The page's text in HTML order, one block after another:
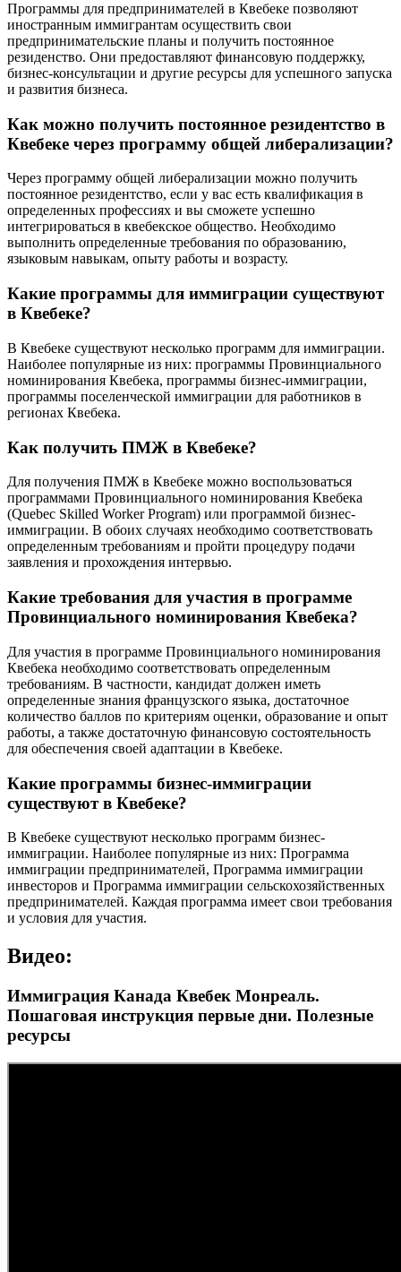
Программы для предпринимателей в Квебеке позволяют
иностранным иммигрантам осуществить свои
предпринимательские планы и получить постоянное
резиденство. Они предоставляют финансовую поддержку,
бизнес-консультации и другие ресурсы для успешного запуска
и развития бизнеса.
Как можно получить постоянное резидентство в
Квебеке через программу общей либерализации?
Через программу общей либерализации можно получить
постоянное резидентство, если у вас есть квалификация в
определенных профессиях и вы сможете успешно
интегрироваться в квебекское общество. Необходимо
выполнить определенные требования по образованию,
языковым навыкам, опыту работы и возрасту.
Какие программы для иммиграции существуют
в Квебеке?
В Квебеке существуют несколько программ для иммиграции.
Наиболее популярные из них: программы Провинциального
номинирования Квебека, программы бизнес-иммиграции,
программы поселенческой иммиграции для работников в
регионах Квебека.
Как получить ПМЖ в Квебеке?
Для получения ПМЖ в Квебеке можно воспользоваться
программами Провинциального номинирования Квебека
(Quebec Skilled Worker Program) или программой бизнес-
иммиграции. В обоих случаях необходимо соответствовать
определенным требованиям и пройти процедуру подачи
заявления и прохождения интервью.
Какие требования для участия в программе
Провинциального номинирования Квебека?
Для участия в программе Провинциального номинирования
Квебека необходимо соответствовать определенным
требованиям. В частности, кандидат должен иметь
определенные знания французского языка, достаточное
количество баллов по критериям оценки, образование и опыт
работы, а также достаточную финансовую состоятельность
для обеспечения своей адаптации в Квебеке.
Какие программы бизнес-иммиграции
существуют в Квебеке?
В Квебеке существуют несколько программ бизнес-
иммиграции. Наиболее популярные из них: Программа
иммиграции предпринимателей, Программа иммиграции
инвесторов и Программа иммиграции сельскохозяйственных
предпринимателей. Каждая программа имеет свои требования
и условия для участия.
Видео:
Иммиграция Канада Квебек Монреаль.
Пошаговая инструкция первые дни. Полезные
ресурсы